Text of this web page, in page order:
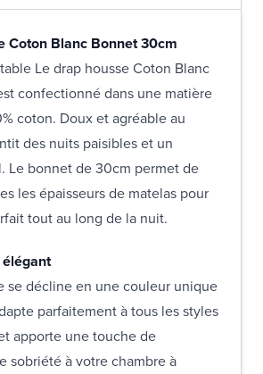
Coton Blanc Bonnet 30cm
Le drap housse Coton Blanc
confectionné dans une matière
coton. Doux et agréable au
des nuits paisibles et un
Le bonnet de 30cm permet de
les épaisseurs de matelas pour
tout au long de la nuit.
se décline en une couleur unique
parfaitement à tous les styles
apporte une touche de
sobriété à votre chambre à